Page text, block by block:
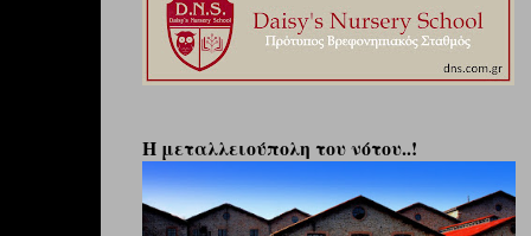
Η μεταλλειούπολη του νότου..!